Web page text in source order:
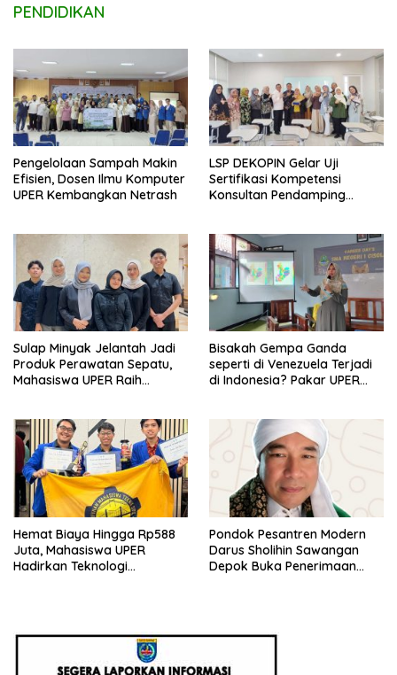
PENDIDIKAN
Pengelolaan Sampah Makin
Efisien, Dosen Ilmu Komputer
UPER Kembangkan Netrash
LSP DEKOPIN Gelar Uji
Sertifikasi Kompetensi
Konsultan Pendamping
Sulap Minyak Jelantah Jadi
Produk Perawatan Sepatu,
Mahasiswa UPER Raih
Bisakah Gempa Ganda
seperti di Venezuela Terjadi
di Indonesia? Pakar UPER
Hemat Biaya Hingga Rp588
Juta, Mahasiswa UPER
Hadirkan Teknologi
Pondok Pesantren Modern
Darus Sholihin Sawangan
Depok Buka Penerimaan